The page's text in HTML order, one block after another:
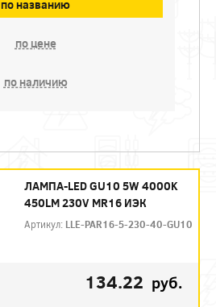
по названию
по цене
по наличию
ЛАМПА-LED GU10 5W 4000K
450LM 230V MR16 ИЭК
Артикул: LLE-PAR16-5-230-40-GU10
134.22 руб.